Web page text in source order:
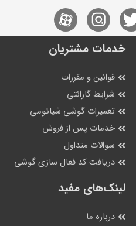
خدمات مشتریان
قوانین و مقررات
شرایط گارانتی
تعمیرات گوشی شیائومی
خدمات پس از فروش
سوالات متداول
دریافت کد فعال سازی گوشی
لینک‌های مفید
درباره ما